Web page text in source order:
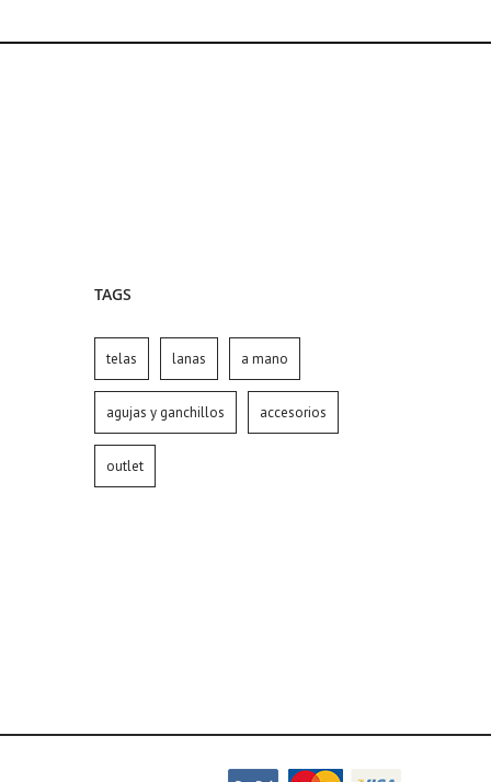
TAGS
telas lanas a mano
agujas y ganchillos accesorios
outlet